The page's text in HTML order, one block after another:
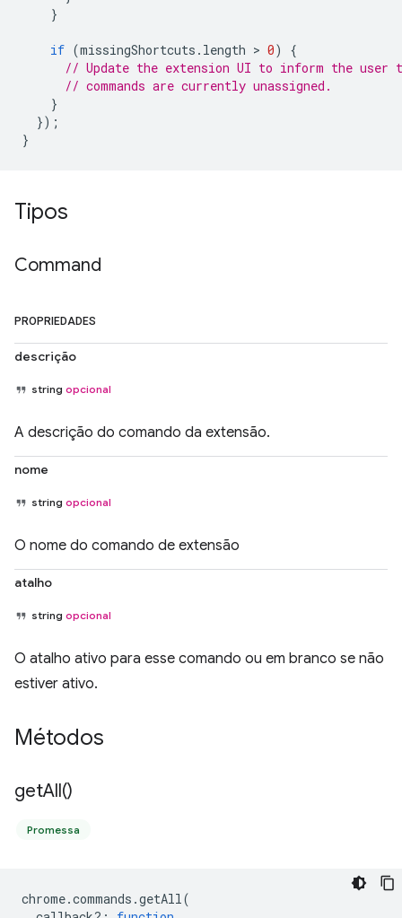
}
if (missingShortcuts . length > 0)
{
// Update the extension UI to inform the user
// commands are currently unassigned.
}
});
}
Tipos
Command
PROPRIEDADES
descrição
string opcional
A descrição do comando da extensão.
nome
string opcional
O nome do comando de extensão
atalho
string opcional
O atalho ativo para esse comando ou em branco se não
estiver ativo.
Métodos
getAll()
Promessa
chrome.commands .getAll(